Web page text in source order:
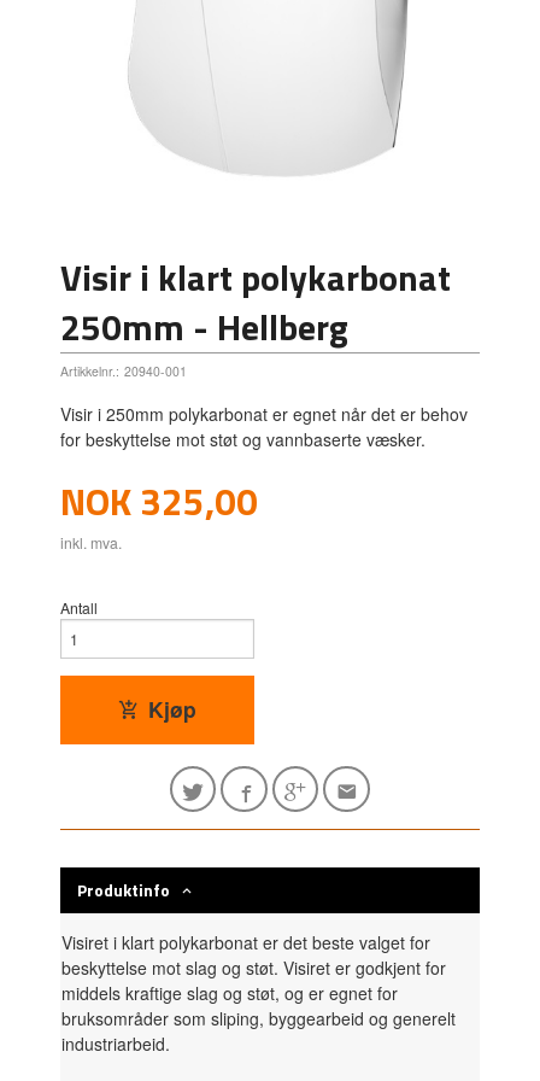
Visir i klart polykarbonat
250mm - Hellberg
Artikkelnr.: 20940-001
Visir i 250mm polykarbonat er egnet når det er behov
for beskyttelse mot støt og vannbaserte væsker.
Pris
NOK325,00
inkl. mva.
Antall
Kjøp
Produktinfo
Visiret i klart polykarbonat er det beste valget for
beskyttelse mot slag og støt. Visiret er godkjent for
middels kraftige slag og støt, og er egnet for
bruksområder som sliping, byggearbeid og generelt
industriarbeid.